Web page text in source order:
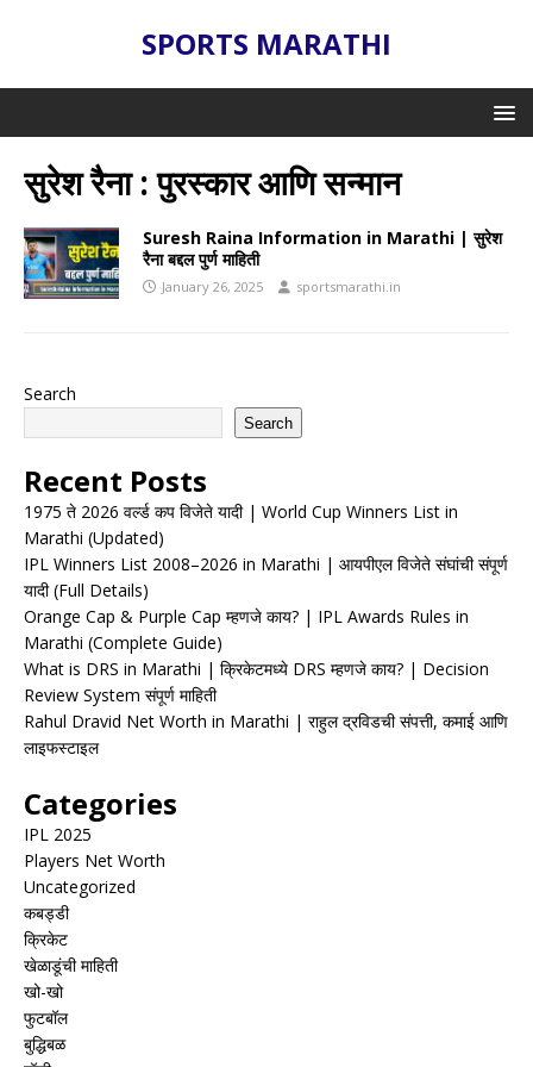
SPORTS MARATHI
सुरेश रैना : पुरस्कार आणि सन्मान
Suresh Raina Information in Marathi | सुरेश
रैना बद्दल पुर्ण माहिती
January 26, 2025 sportsmarathi.in
Search
Search
Recent Posts
1975 ते 2026 वर्ल्ड कप विजेते यादी | World Cup Winners List in
Marathi (Updated)
IPL Winners List 2008–2026 in Marathi | आयपीएल विजेते संघांची संपूर्ण
यादी (Full Details)
Orange Cap & Purple Cap म्हणजे काय? | IPL Awards Rules in
Marathi (Complete Guide)
What is DRS in Marathi | क्रिकेटमध्ये DRS म्हणजे काय? | Decision
Review System संपूर्ण माहिती
Rahul Dravid Net Worth in Marathi | राहुल द्रविडची संपत्ती, कमाई आणि
लाइफस्टाइल
Categories
IPL 2025
Players Net Worth
Uncategorized
कबड्डी
क्रिकेट
खेळाडूंची माहिती
खो-खो
फुटबॉल
बुद्धिबळ